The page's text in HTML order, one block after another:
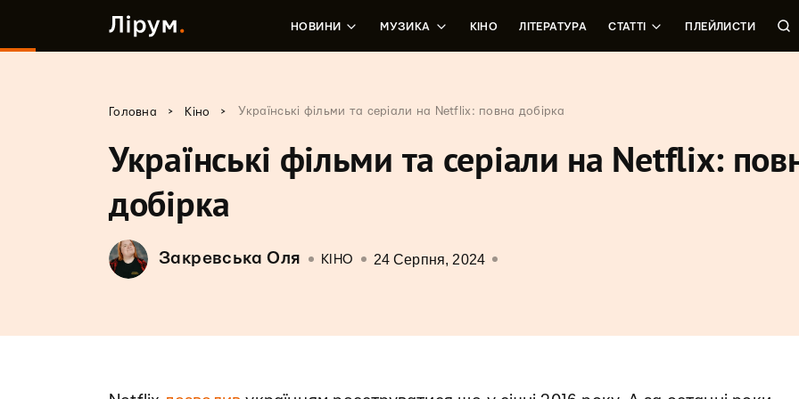
НОВИНИ МУЗИКА КІНО ЛІТЕРАТУРА СТАТТІ ПЛЕЙЛИСТИ
Головна > Кіно > Українські фільми та серіали на Netflix: повна добірка
Українські фільми та серіали на Netflix:
добірка
Закревська Оля КІНО 24 Серпня, 2024